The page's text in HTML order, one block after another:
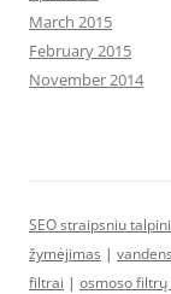
March 2015
February 2015
November 2014
SEO straipsniu
žymėjimas |
filtrai | osmoso filtrų